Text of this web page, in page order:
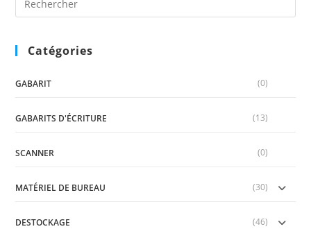
Catégories
GABARIT (0)
GABARITS D'ÉCRITURE (13)
SCANNER (0)
MATÉRIEL DE BUREAU (30)
DESTOCKAGE (46)